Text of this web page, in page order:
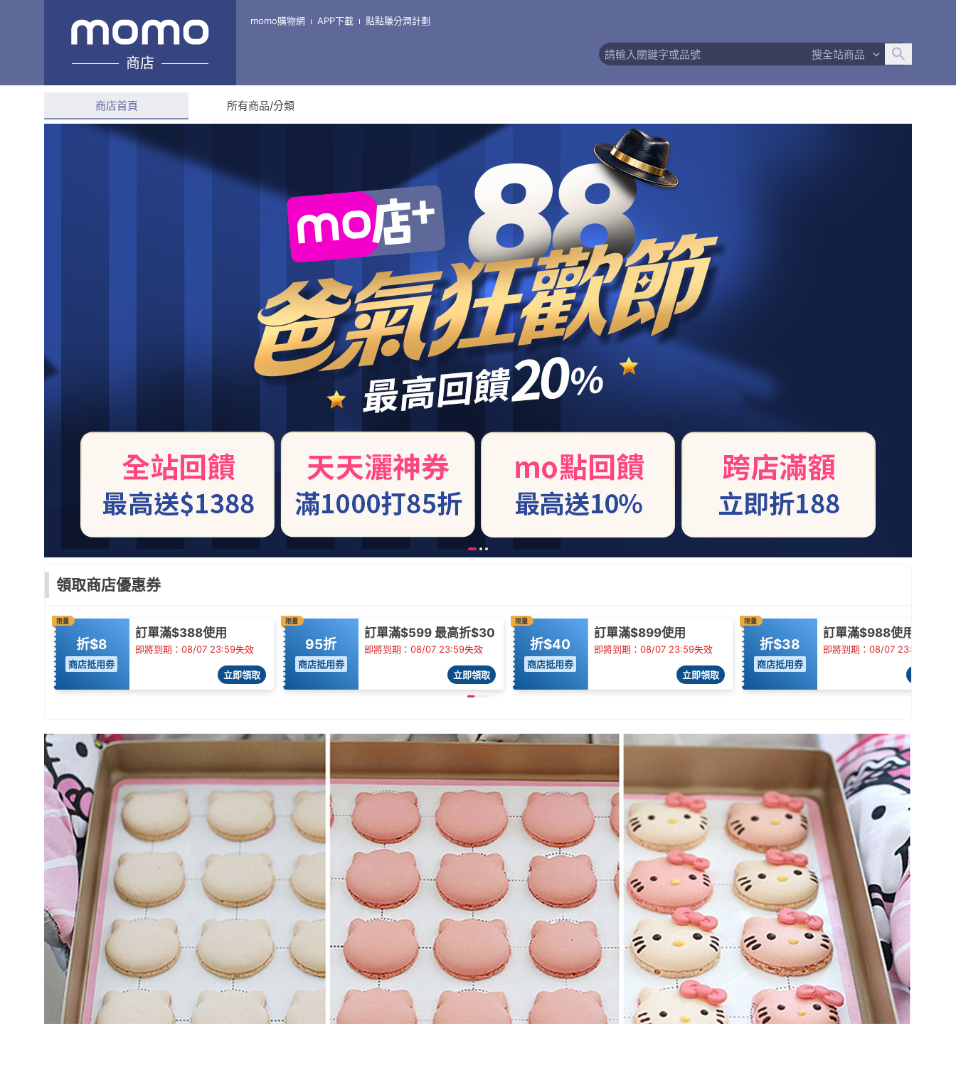
商店
momo購物網 APP下載 點點賺分潤計劃
搜全站商品
【宇宙工作室】CHEFMADE 學廚烘焙器具商行
綜合評分 商店簡介 退換貨須知
商店首頁 所有商品/分類
領取商店優惠券
限量
折$8
商店抵用券
訂單滿$388使用
即將到期：08/07 23:59失效
立即領取
限量
95折
商店抵用券
訂單滿$599 最高折$30
即將到期：08/07 23:59失效
立即領取
限量
折$40
商店抵用券
訂單滿$899使用
即將到期：08/07 23:59失效
立即領取
限量
折$38
商店抵用券
訂單滿$988使用
即將到期：08/07 23:59失效